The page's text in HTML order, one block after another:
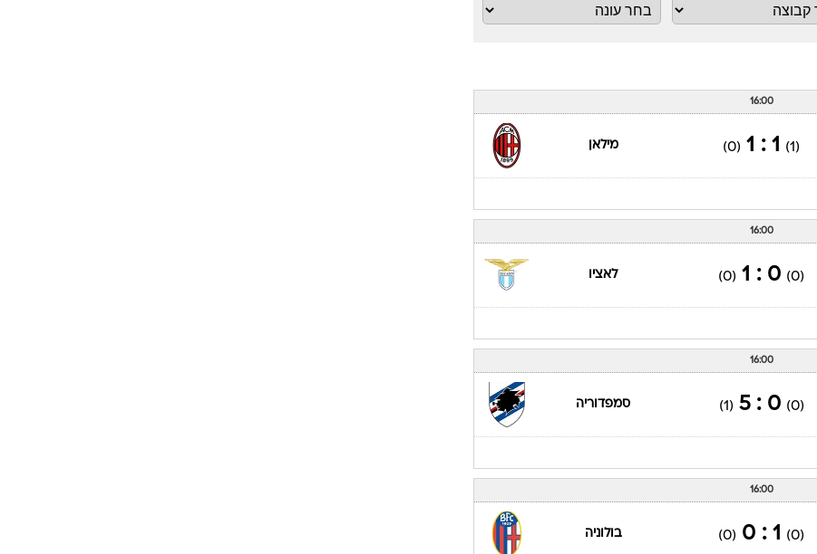
16:00
(1)
1 : 1
(0) מילאן
16:00
(0)
0 : 1
(0) לאציו
16:00
(0)
0 : 5
(1) סמפדוריה
16:00
(0)
1 : 0
(0) בולוניה